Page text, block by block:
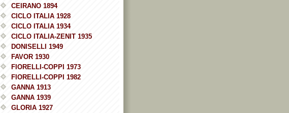
CEIRANO 1894
CICLO ITALIA 1928
CICLO ITALIA 1934
CICLO ITALIA-ZENIT 1935
DONISELLI 1949
FAVOR 1930
FIORELLI-COPPI 1973
FIORELLI-COPPI 1982
GANNA 1913
GANNA 1939
GLORIA 1927